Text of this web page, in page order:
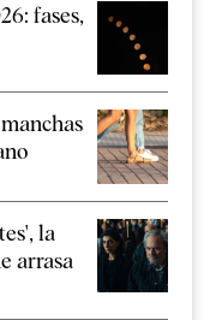
fases,
la
arrasa